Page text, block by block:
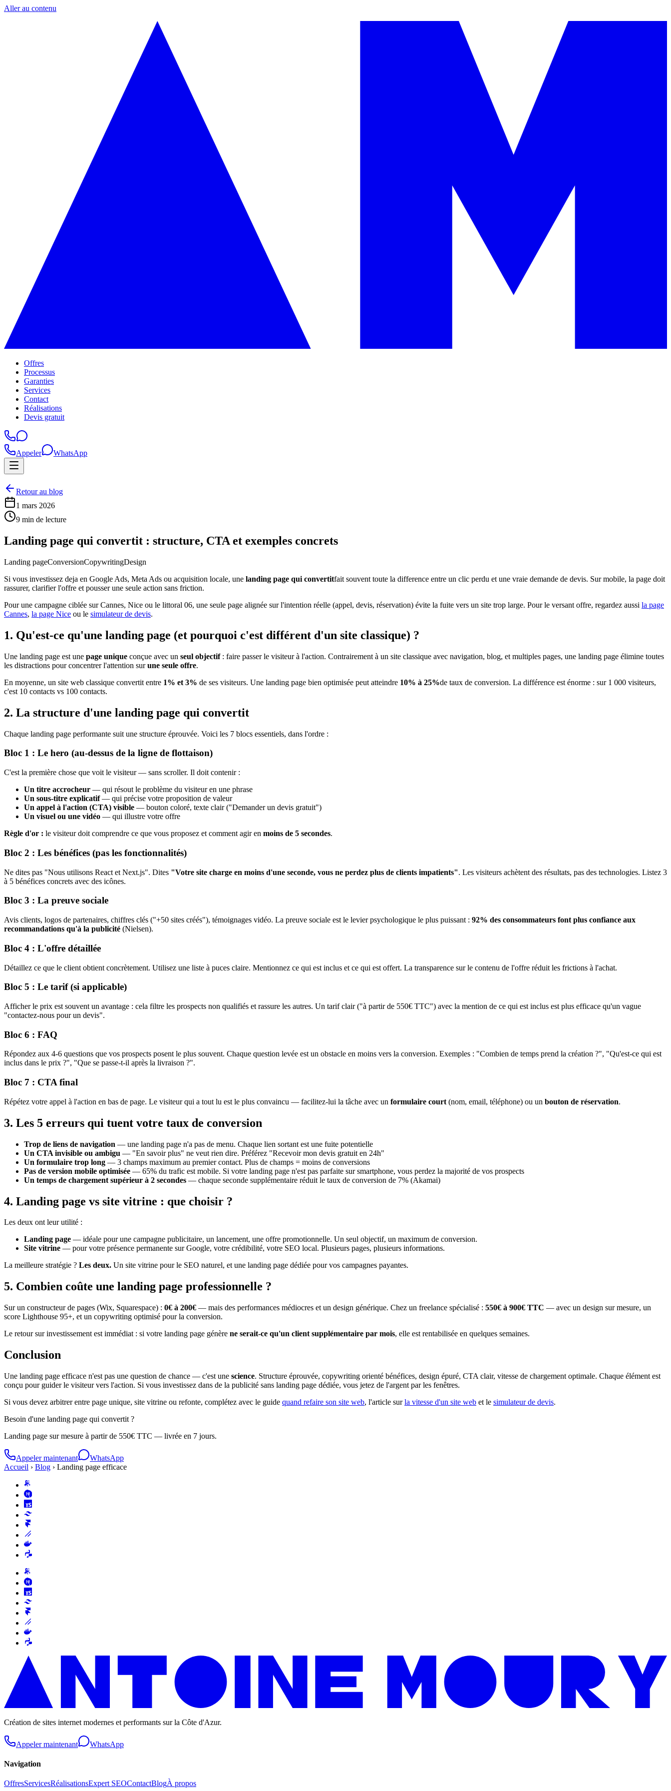
Aller au contenu
Offres
Processus
Garanties
Services
Contact
Réalisations
Devis gratuit
Appeler WhatsApp
Retour au blog
1 mars 2026
9 min de lecture
Landing page qui convertit : structure, CTA et exemples concrets
Landing pageConversionCopywritingDesign
Si vous investissez deja en Google Ads, Meta Ads ou acquisition locale, une landing page qui convertitfait souvent toute la difference entre un clic perdu et une vraie demande de devis. Sur mobile, la page doit
rassurer, clarifier l'offre et pousser une seule action sans friction.
Pour une campagne ciblée sur Cannes, Nice ou le littoral 06, une seule page alignée sur l'intention réelle (appel, devis, réservation) évite la fuite vers un site trop large. Pour le versant offre, regardez aussi la page
Cannes, la page Nice ou le simulateur de devis.
1. Qu'est-ce qu'une landing page (et pourquoi c'est différent d'un site classique) ?
Une landing page est une page unique conçue avec un seul objectif: faire passer le visiteur à l'action. Contrairement à un site classique avec navigation, blog, et multiples pages, une landing page élimine toutes
les distractions pour concentrer l'attention surune seule offre.
En moyenne, un site web classique convertit entre 1% et 3% de ses visiteurs. Une landing page bien optimisée peut atteindre 10% à 25%de taux de conversion. La différence est énorme : sur 1 000 visiteurs,
c'est 10 contacts vs 100 contacts.
2. La structure d'une landing page qui convertit
Chaque landing page performante suit une structure éprouvée. Voici les 7 blocs essentiels, dans l'ordre :
Bloc 1 : Le hero (au-dessus de la ligne de flottaison)
C'est la première chose que voit le visiteur — sans scroller. Il doit contenir :
Un titre accrocheur — qui résout le problème du visiteur en une phrase
Un sous-titre explicatif— qui précise votre proposition de valeur
Un appel à l'action (CTA) visible — bouton coloré, texte clair ("Demander un devis gratuit")
Un visuel ou une vidéo — qui illustre votre offre
Règle d'or : le visiteur doit comprendre ce que vous proposez et comment agir en moins de 5 secondes.
Bloc 2 : Les bénéfices (pas les fonctionnalités)
Ne dites pas "Nous utilisons React et Next.js". Dites "Votre site charge en moins d'une seconde, vous ne perdez plus de clients impatients". Les visiteurs achètent des résultats, pas des technologies. Listez 3
à 5 bénéfices concrets avec des icônes.
Bloc 3 : La preuve sociale
Avis clients, logos de partenaires, chiffres clés ("+50 sites créés"), témoignages vidéo. La preuve sociale est le levier psychologique le plus puissant : 92% des consommateurs font plus confiance aux
recommandations qu'à la publicité (Nielsen).
Bloc 4 : L'offre détaillée
Détaillez ce que le client obtient concrètement. Utilisez une liste à puces claire. Mentionnez ce qui est inclus et ce qui est offert. La transparence sur le contenu de l'offre réduit les frictions à l'achat.
Bloc 5 : Le tarif (si applicable)
Afficher le prix est souvent un avantage : cela filtre les prospects non qualifiés et rassure les autres. Un tarif clair ("à partir de 550€ TTC") avec la mention de ce qui est inclus est plus efficace qu'un vague
"contactez-nous pour un devis".
Bloc 6 : FAQ
Répondez aux 4-6 questions que vos prospects posent le plus souvent. Chaque question levée est un obstacle en moins vers la conversion. Exemples : "Combien de temps prend la création ?", "Qu'est-ce qui est
inclus dans le prix ?", "Que se passe-t-il après la livraison ?".
Bloc 7 : CTA final
Répétez votre appel à l'action en bas de page. Le visiteur qui a tout lu est le plus convaincu — facilitez-lui la tâche avec un formulaire court (nom, email, téléphone) ou un bouton de réservation.
3. Les 5 erreurs qui tuent votre taux de conversion
Trop de liens de navigation — une landing page n'a pas de menu. Chaque lien sortant est une fuite potentielle
Un CTA invisible ou ambigu — "En savoir plus" ne veut rien dire. Préférez "Recevoir mon devis gratuit en 24h"
Un formulaire trop long — 3 champs maximum au premier contact. Plus de champs = moins de conversions
Pas de version mobile optimisée — 65% du trafic est mobile. Si votre landing page n'est pas parfaite sur smartphone, vous perdez la majorité de vos prospects
Un temps de chargement supérieur à 2 secondes — chaque seconde supplémentaire réduit le taux de conversion de 7% (Akamai)
4. Landing page vs site vitrine : que choisir ?
Les deux ont leur utilité :
Landing page — idéale pour une campagne publicitaire, un lancement, une offre promotionnelle. Un seul objectif, un maximum de conversion.
Site vitrine — pour votre présence permanente sur Google, votre crédibilité, votre SEO local. Plusieurs pages, plusieurs informations.
La meilleure stratégie ? Les deux. Un site vitrine pour le SEO naturel, et une landing page dédiée pour vos campagnes payantes.
5. Combien coûte une landing page professionnelle ?
Sur un constructeur de pages (Wix, Squarespace) : 0€ à 200€ — mais des performances médiocres et un design générique. Chez un freelance spécialisé : 550€ à 900€ TTC — avec un design sur mesure, un
score Lighthouse 95+, et un copywriting optimisé pour la conversion.
Le retour sur investissement est immédiat : si votre landing page génère ne serait-ce qu'un client supplémentaire par mois, elle est rentabilisée en quelques semaines.
Conclusion
Une landing page efficace n'est pas une question de chance — c'est une science. Structure éprouvée, copywriting orienté bénéfices, design épuré, CTA clair, vitesse de chargement optimale. Chaque élément est
conçu pour guider le visiteur vers l'action. Si vous investissez dans de la publicité sans landing page dédiée, vous jetez de l'argent par les fenêtres.
Si vous devez arbitrer entre page unique, site vitrine ou refonte, complétez avec le guide quand refaire son site web, l'article sur la vitesse d'un site web et le simulateur de devis.
Besoin d'une landing page qui convertit ?
Landing page sur mesure à partir de 550€ TTC — livrée en 7 jours.
Appeler maintenant
WhatsApp
Accueil › Blog › Landing page efficace
Création de sites internet modernes et performants sur la Côte d'Azur.
Appeler maintenant WhatsApp
Navigation
OffresServicesRéalisationsExpert SEOContactBlogÀ propos